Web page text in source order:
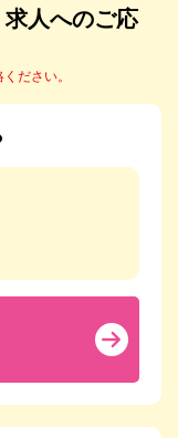
人へのご応
ださい。